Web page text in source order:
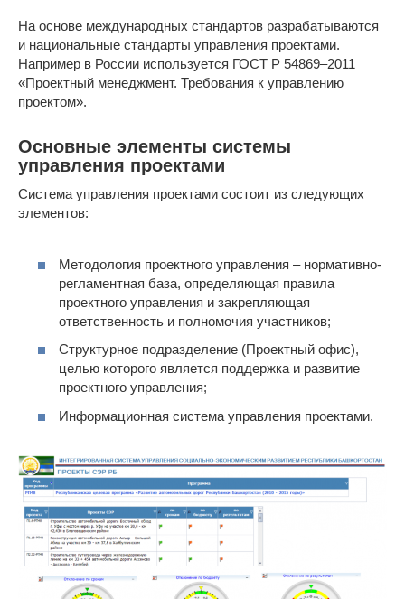
На основе международных стандартов разрабатываются
и национальные стандарты управления проектами.
Например в России используется ГОСТ Р 54869–2011
«Проектный менеджмент. Требования к управлению
проектом».
Основные элементы системы
управления проектами
Система управления проектами состоит из следующих
элементов:
Методология проектного управления – нормативно-
регламентная база, определяющая правила
проектного управления и закрепляющая
ответственность и полномочия участников;
Структурное подразделение (Проектный офис),
целью которого является поддержка и развитие
проектного управления;
Информационная система управления проектами.